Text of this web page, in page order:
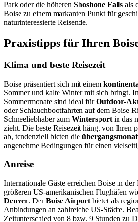
Park oder die höheren Shoshone Falls als
Boise zu einem markanten Punkt für
naturinteressierte Reisende.
Praxistipps für Ihren
Klima und beste Reisezeit
Boise präsentiert sich mit einem
Sommer und kalte Winter mit sich bringt.
Sommermonate sind ideal fürOutdoor-
oder Schlauchbootfahrten auf dem Boise
Schneeliebhaber zum Wintersport in das
zieht. Die beste Reisezeit hängt von Ihren
ab, tendenziell bieten die
angenehme Bedingungen für einen
Anreise
Internationale Gäste erreichen Boise in der
größeren US-amerikanischen Flughäfen
Denver. DerBoise Airport bietet als
Anbindungen an zahlreiche US-Städte.
Zeitunterschied von 8 bzw. 9 Stunden zu